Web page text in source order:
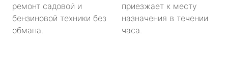
ремонт садовой и
бензиновой техники без
обмана.
приезжает к месту
назначения в течении
часа.